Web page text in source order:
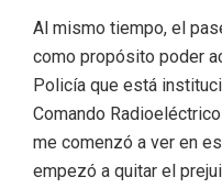
Al mismo tiempo, el
como propósito poder
Policía que está
Comando
me comenzó a ver en
empezó a quitar el